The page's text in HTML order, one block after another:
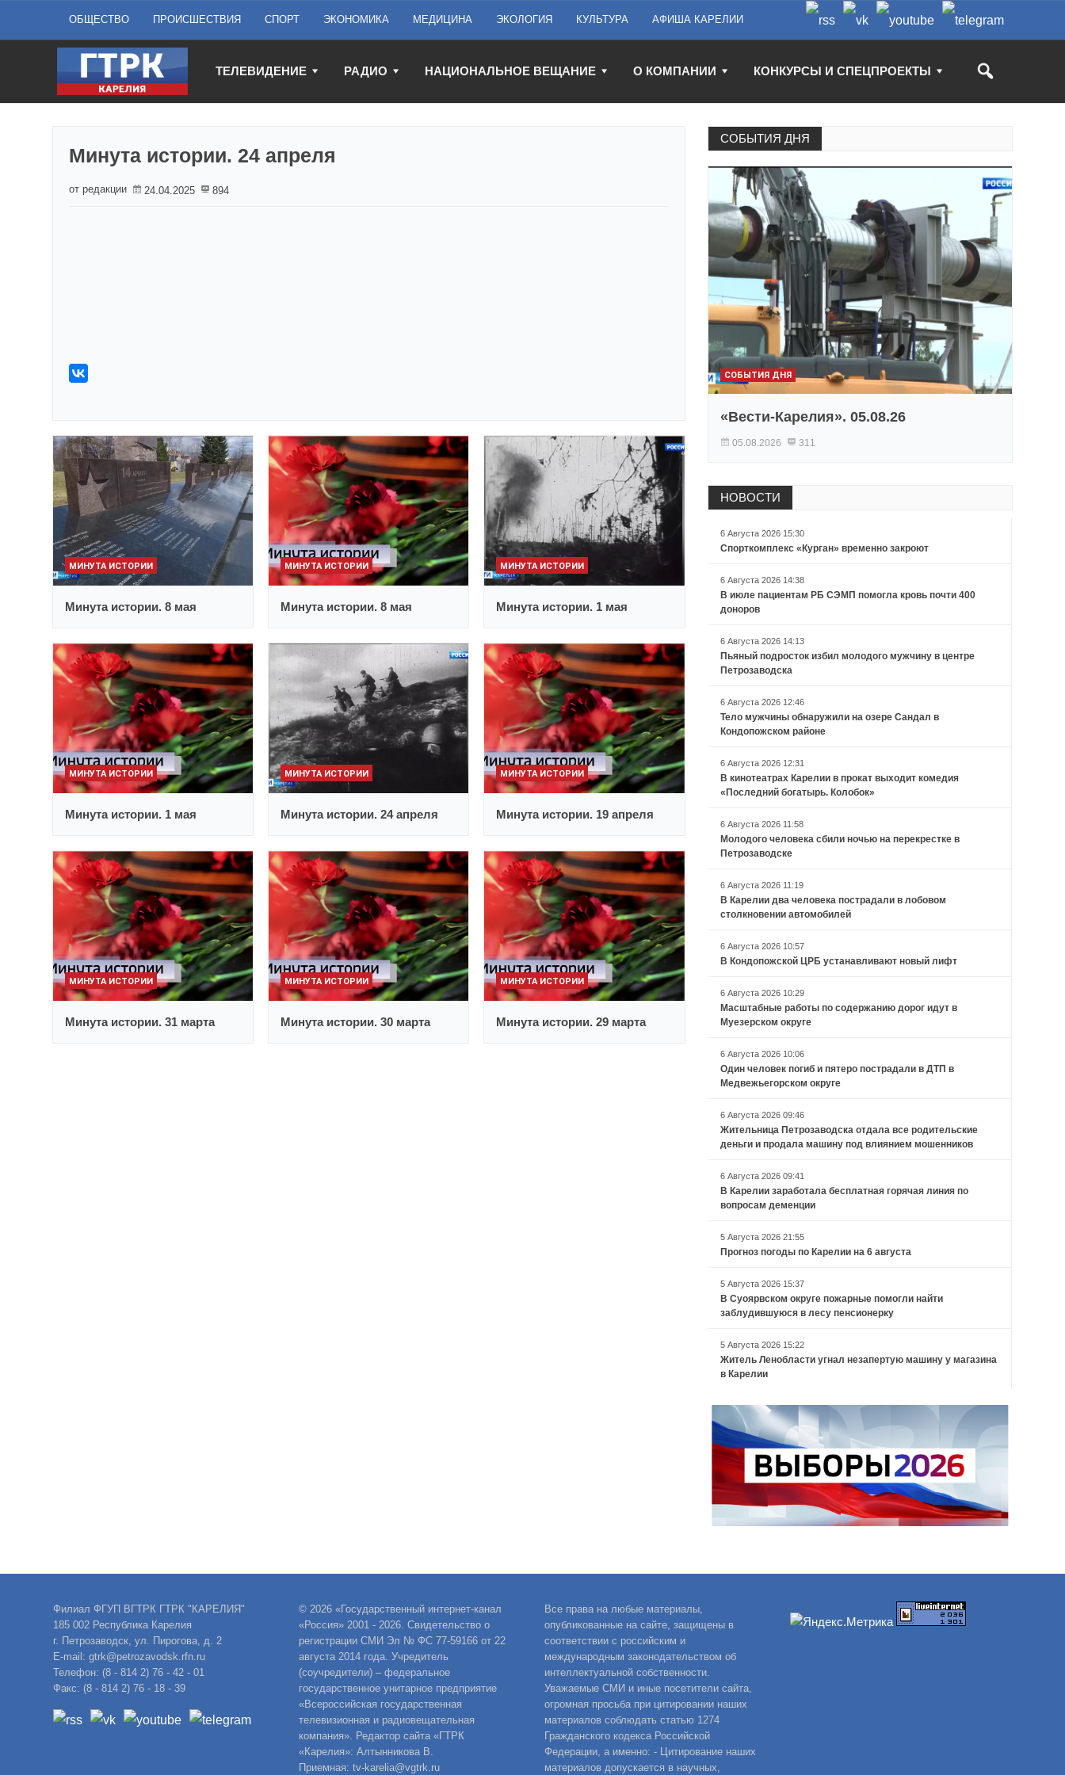
ОБЩЕСТВО ПРОИСШЕСТВИЯ СПОРТ ЭКОНОМИКА МЕДИЦИНА ЭКОЛОГИЯ КУЛЬТУРА АФИША КАРЕЛИИ
ТЕЛЕВИДЕНИЕ РАДИО НАЦИОНАЛЬНОЕ ВЕЩАНИЕ О КОМПАНИИ КОНКУРСЫ И СПЕЦПРОЕКТЫ
Минута истории. 24 апреля
от редакции 24.04.2025 894
МИНУТА ИСТОРИИ
Минута истории. 8 мая
МИНУТА ИСТОРИИ
Минута истории. 8 мая
МИНУТА ИСТОРИИ
Минута истории. 1 мая
МИНУТА ИСТОРИИ
Минута истории. 1 мая
МИНУТА ИСТОРИИ
Минута истории. 24 апреля
МИНУТА ИСТОРИИ
Минута истории. 19 апреля
МИНУТА ИСТОРИИ
Минута истории. 31 марта
МИНУТА ИСТОРИИ
Минута истории. 30 марта
МИНУТА ИСТОРИИ
Минута истории. 29 марта
СОБЫТИЯ ДНЯ
СОБЫТИЯ ДНЯ
«Вести-Карелия». 05.08.26
05.08.2026 311
НОВОСТИ
6 Августа 2026 15:30
Спорткомплекс «Курган» временно закроют
6 Августа 2026 14:38
В июле пациентам РБ СЭМП помогла кровь почти 400
доноров
6 Августа 2026 14:13
Пьяный подросток избил молодого мужчину в центре
Петрозаводска
6 Августа 2026 12:46
Тело мужчины обнаружили на озере Сандал в
Кондопожском районе
6 Августа 2026 12:31
В кинотеатрах Карелии в прокат выходит комедия
«Последний богатырь. Колобок»
6 Августа 2026 11:58
Молодого человека сбили ночью на перекрестке в
Петрозаводске
6 Августа 2026 11:19
В Карелии два человека пострадали в лобовом
столкновении автомобилей
6 Августа 2026 10:57
В Кондопожской ЦРБ устанавливают новый лифт
6 Августа 2026 10:29
Масштабные работы по содержанию дорог идут в
Муезерском округе
6 Августа 2026 10:06
Один человек погиб и пятеро пострадали в ДТП в
Медвежьегорском округе
6 Августа 2026 09:46
Жительница Петрозаводска отдала все родительские
деньги и продала машину под влиянием мошенников
6 Августа 2026 09:41
В Карелии заработала бесплатная горячая линия по
вопросам деменции
5 Августа 2026 21:55
Прогноз погоды по Карелии на 6 августа
5 Августа 2026 15:37
В Суоярвском округе пожарные помогли найти
заблудившуюся в лесу пенсионерку
5 Августа 2026 15:22
Житель Ленобласти угнал незапертую машину у магазина
в Карелии
Филиал ФГУП ВГТРК ГТРК "КАРЕЛИЯ"
185 002 Республика Карелия
г. Петрозаводск, ул. Пирогова, д. 2
E-mail: gtrk@petrozavodsk.rfn.ru
Телефон: (8 - 814 2) 76 - 42 - 01
Факс: (8 - 814 2) 76 - 18 - 39
© 2026 «Государственный интернет-канал
«Россия» 2001 - 2026. Свидетельство о
регистрации СМИ Эл № ФС 77-59166 от 22
августа 2014 года. Учредитель
(соучредители) – федеральное
государственное унитарное предприятие
«Всероссийская государственная
телевизионная и радиовещательная
компания». Редактор сайта «ГТРК
«Карелия»: Алтынникова В.
Приемная: tv-karelia@vgtrk.ru
Все права на любые материалы,
опубликованные на сайте, защищены в
соответствии с российским и
международным законодательством об
интеллектуальной собственности.
Уважаемые СМИ и иные посетители сайта,
огромная просьба при цитировании наших
материалов соблюдать статью 1274
Гражданского кодекса Российской
Федерации, а именно: - Цитирование наших
материалов допускается в научных,